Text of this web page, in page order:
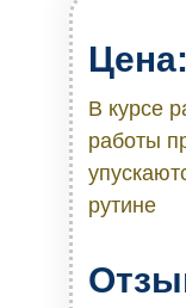
В курсе
работы
рутине